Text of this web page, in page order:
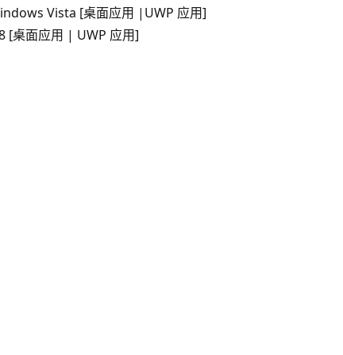
Vista [桌面应用 |UWP 应用]
[桌面应用 | UWP 应用]